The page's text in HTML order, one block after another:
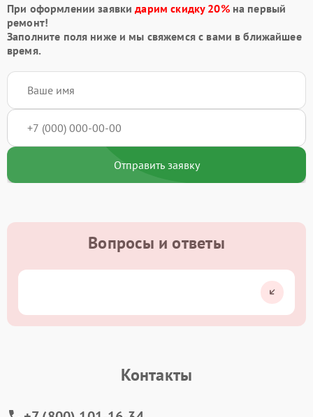
При оформлении заявкидарим скидку 20%на первый
ремонт!
Заполните поля ниже и мы свяжемся с вами в ближайшее
время.
Отправить заявку
Вопросы и ответы
Контакты